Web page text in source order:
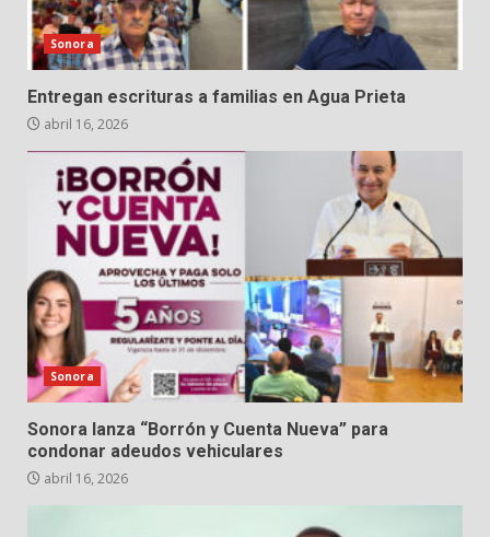
Sonora
Entregan escrituras a familias en Agua Prieta
abril 16, 2026
Sonora
Sonora lanza “Borrón y Cuenta Nueva” para
condonar adeudos vehiculares
abril 16, 2026